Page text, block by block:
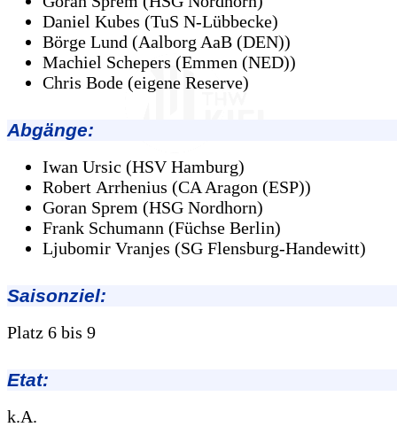
Daniel Kubes (TuS N-Lübbecke)
Börge Lund (Aalborg AaB (DEN))
Machiel Schepers (Emmen (NED))
Chris Bode (eigene Reserve)
Abgänge:
Iwan Ursic (HSV Hamburg)
Robert Arrhenius (CA Aragon (ESP))
Goran Sprem (HSG Nordhorn)
Frank Schumann (Füchse Berlin)
Ljubomir Vranjes (SG Flensburg-Handewitt)
Saisonziel:
Platz 6 bis 9
Etat:
k.A.